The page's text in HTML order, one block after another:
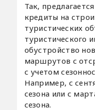
Так,
кредиты на
туристических
туристического
обустройство
маршрутов с
с учетом
Например, с
сезона или с
сезона.